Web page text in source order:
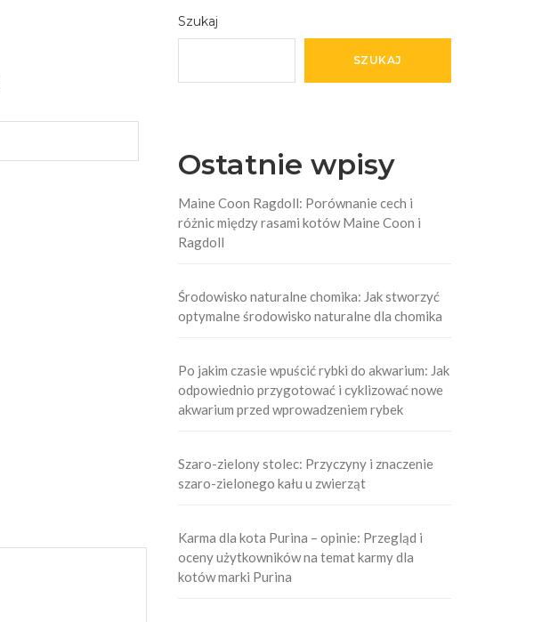
Szukaj
SZUKAJ
Ostatnie wpisy
Maine Coon Ragdoll: Porównanie cech i
różnic między rasami kotów Maine Coon i
Ragdoll
Środowisko naturalne chomika: Jak stworzyć
optymalne środowisko naturalne dla chomika
Po jakim czasie wpuścić rybki do akwarium: Jak
odpowiednio przygotować i cyklizować nowe
akwarium przed wprowadzeniem rybek
Szaro-zielony stolec: Przyczyny i znaczenie
szaro-zielonego kału u zwierząt
Karma dla kota Purina – opinie: Przegląd i
oceny użytkowników na temat karmy dla
kotów marki Purina